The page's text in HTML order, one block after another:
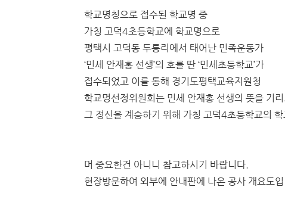
학교명칭으로 접수된 학교명 중
가칭 고덕4초등학교에 학교명으로
평택시 고덕동 두릉리에서 태어난 민족운동가
‘민세 안재홍 선생’의 호를 딴 ‘민세초등학교’가
접수되었고 이를 통해 경기도평택교육지원청
학교명선정위원회는 민세 안재홍 선생의 뜻을 기
그 정신을 계승하기 위해 가칭 고덕4초등학교의
머 중요한건 아니니 참고하시기 바랍니다.
현장방문하여 외부에 안내판에 나온 공사 개요도